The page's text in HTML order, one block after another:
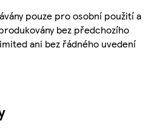
pouze pro osobní použití a
bez předchozího
ani bez řádného uvedení